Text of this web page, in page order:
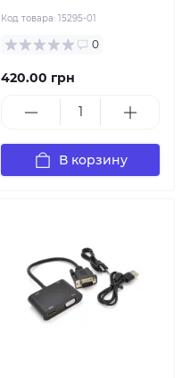
Код товара: 15295-01
0
420.00 грн
В корзину